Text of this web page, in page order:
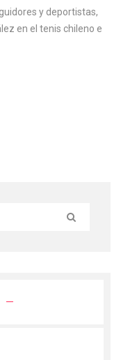
y deportistas,
en el tenis chileno e